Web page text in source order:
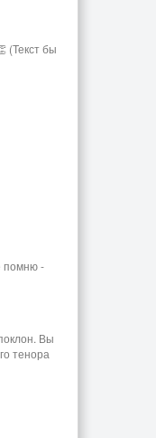
(Текст бы
помню -
Вы
тенора